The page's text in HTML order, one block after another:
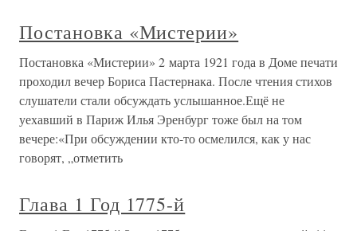
Постановка «Мистерии»
Постановка «Мистерии» 2 марта 1921 года в Доме печати
проходил вечер Бориса Пастернака. После чтения стихов
слушатели стали обсуждать услышанное.Ещё не
уехавший в Париж Илья Эренбург тоже был на том
вечере:«При обсуждении кто-то осмелился, как у нас
говорят, „отметить
Глава 1 Год 1775-й